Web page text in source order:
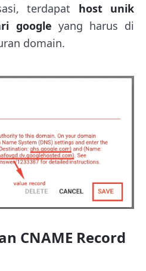
terdapat host unik
google yang harus di
domain.
CNAME Record